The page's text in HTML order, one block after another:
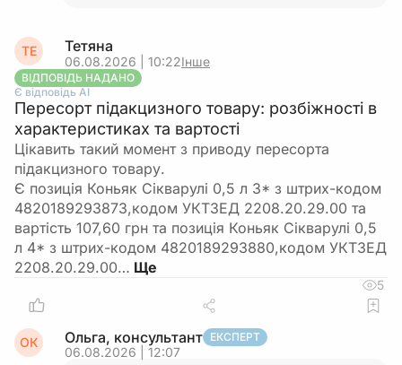
ТЕ Тетяна
06.08.2026 | 10:22Інше
ВІДПОВІДЬ НАДАНО
Є відповідь АІ
Пересорт підакцизного товару: розбіжності в
характеристиках та вартості
Цікавить такий момент з приводу пересорта
підакцизного товару.
Є позиція Коньяк Сікварулі 0,5 л 3* з штрих-кодом
4820189293873,кодом УКТЗЕД 2208.20.29.00 та
вартість 107,60 грн та позиція Коньяк Сікварулі 0,5
л 4* з штрих-кодом 4820189293880,кодом УКТЗЕД
2208.20.29.00…
5
ОК Ольга, консультант ЕКСПЕРТ
06.08.2026 | 12:07